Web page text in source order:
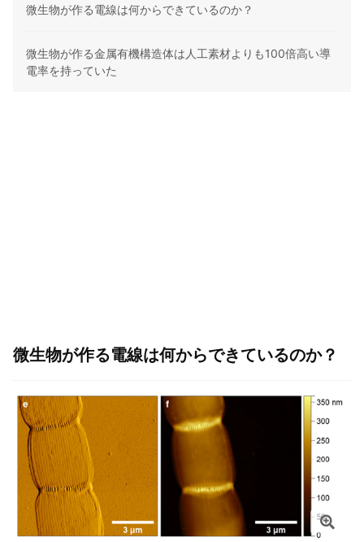
微生物が作る電線は何からできているのか？
微生物が作る金属有機構造体は人工素材よりも100倍高い導
電率を持っていた
微生物が作る電線は何からできているのか？